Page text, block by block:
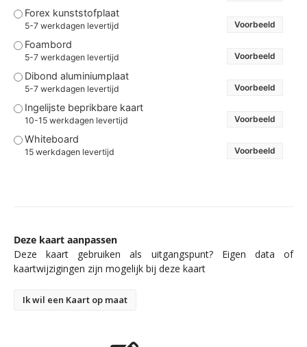
Forex kunststofplaat
5-7 werkdagen levertijd Voorbeeld
Foambord
5-7 werkdagen levertijd Voorbeeld
Dibond aluminiumplaat
5-7 werkdagen levertijd Voorbeeld
Ingelijste beprikbare kaart
10-15 werkdagen levertijd Voorbeeld
Whiteboard
15 werkdagen levertijd Voorbeeld
Deze kaart aanpassen
Deze kaart gebruiken als uitgangspunt? Eigen data of
kaartwijzigingen zijn mogelijk bij deze kaart
Ik wil een Kaart op maat